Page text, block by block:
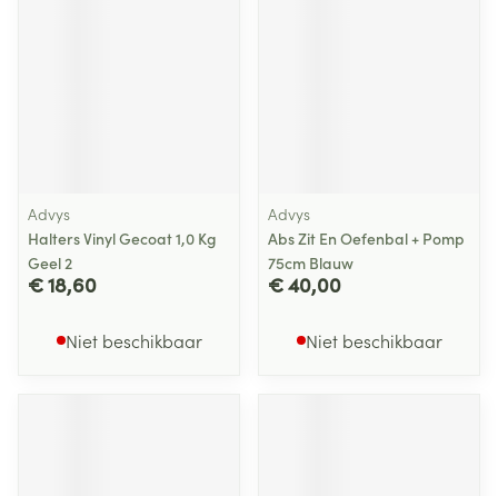
Advys
Halters Vinyl Gecoat 1,0 Kg
Geel 2
€ 18,60
Niet beschikbaar
Advys
Abs Zit En Oefenbal + Pomp
75cm Blauw
€ 40,00
Niet beschikbaar